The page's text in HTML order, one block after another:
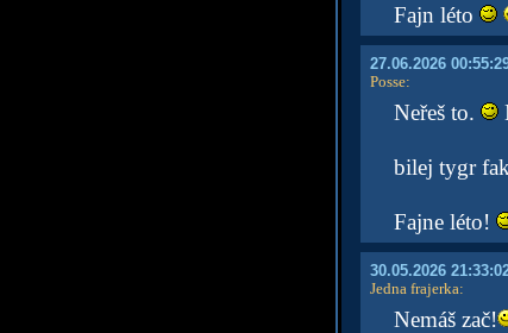
Fajn léto
27.06.2026
Posse:
Neřeš to.
bilej tygr
Fajne léto!
30.05.2026
Jedna frajerka:
Nemáš zač!